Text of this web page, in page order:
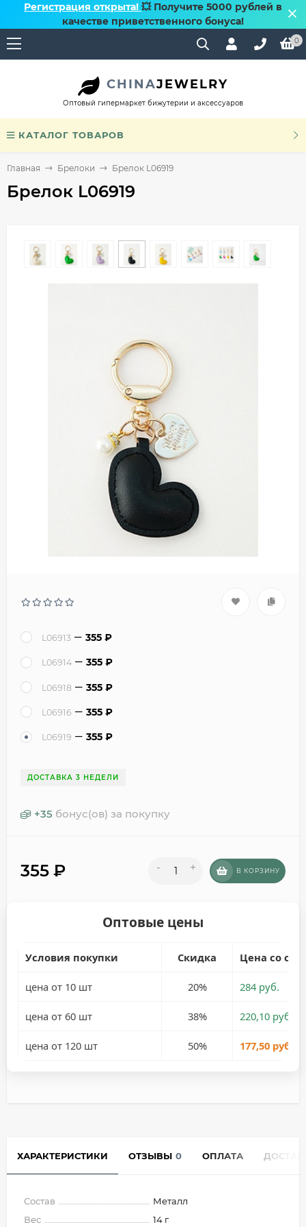
Регистрация открыта! 💥 Получите 5000 рублей в
качестве приветственного бонуса!
0
CHINAJEWELRY
Оптовый гипермаркет бижутерии и аксессуаров
КАТАЛОГ ТОВАРОВ
Главная Брелоки Брелок L06919
Брелок L06919
L06913 355 ₽
L06914 355 ₽
L06918 355 ₽
L06916 355 ₽
L06919 355 ₽
ДОСТАВКА 3 НЕДЕЛИ
+35 бонус(ов) за покупку
355 ₽ - + В КОРЗИНУ
Оптовые цены
Условия покупки Скидка Цена со
цена от 10 шт 20% 284 руб.
цена от 60 шт 38% 220,10 руб.
цена от 120 шт 50% 177,50 руб.
ХАРАКТЕРИСТИКИ ОТЗЫВЫ 0 ОПЛАТА
Состав
Металл
Вес
14 г